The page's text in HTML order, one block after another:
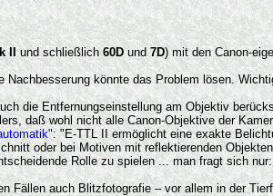
IIund schließlich60Dund 7D) mit den Canon-
könnte das Problem lösen.
die Entfernungseinstellung am Objektiv
daß wohl nicht alle Canon-Objektive der
": "E-TTL II ermöglicht eine exakte
oder bei Motiven mit reflektierenden
Rolle zu spielen ... man fragt sich
Fällen auch Blitzfotografie – vor allem in der